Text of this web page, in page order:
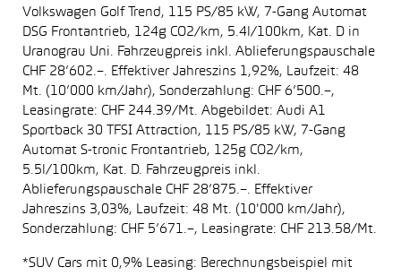
Volkswagen Golf Trend, 115 PS/85 kW, 7-Gang Automat
DSG Frontantrieb, 124g CO2/km, 5.4l/100km, Kat. D in
Uranograu Uni. Fahrzeugpreis inkl. Ablieferungspauschale
CHF 28’602.–. Effektiver Jahreszins 1,92%, Laufzeit: 48
Mt. (10’000 km/Jahr), Sonderzahlung: CHF 6’500.–,
Leasingrate: CHF 244.39/Mt. Abgebildet: Audi A1
Sportback 30 TFSI Attraction, 115 PS/85 kW, 7-Gang
Automat S-tronic Frontantrieb, 125g CO2/km,
5.5l/100km, Kat. D. Fahrzeugpreis inkl.
Ablieferungspauschale CHF 28’875.–. Effektiver
Jahreszins 3,03%, Laufzeit: 48 Mt. (10'000 km/Jahr),
Sonderzahlung: CHF 5’671.–, Leasingrate: CHF 213.58/Mt.
*SUV Cars mit 0,9% Leasing: Berechnungsbeispiel mit